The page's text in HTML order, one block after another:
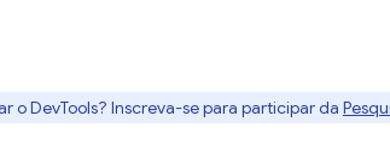
o DevTools? Inscreva-se para participar da